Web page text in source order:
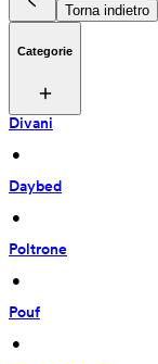
Torna indietro
Categorie
Divani
•
Daybed
•
Poltrone
•
Pouf
•